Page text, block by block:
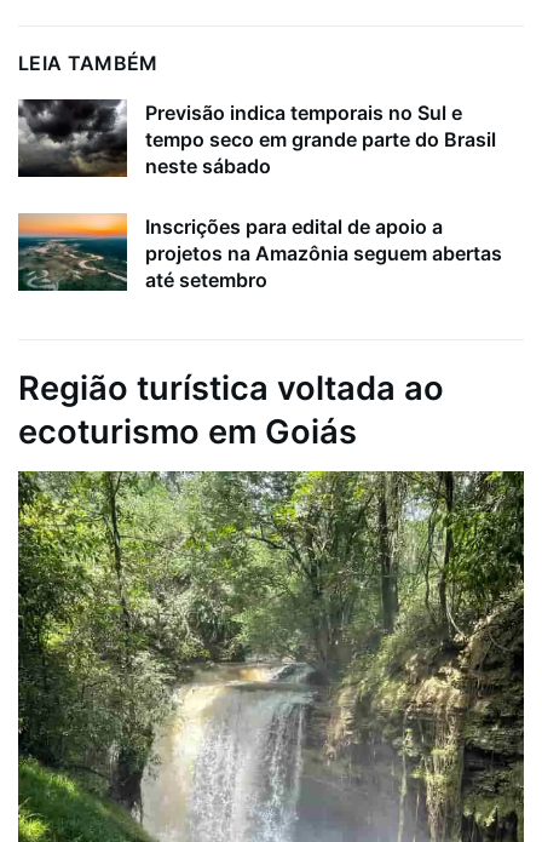
LEIA TAMBÉM
Previsão indica temporais no Sul e
tempo seco em grande parte do Brasil
neste sábado
Inscrições para edital de apoio a
projetos na Amazônia seguem abertas
até setembro
Região turística voltada ao
ecoturismo em Goiás